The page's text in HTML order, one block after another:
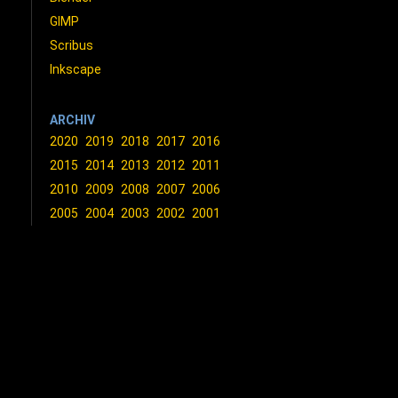
GIMP
Scribus
Inkscape
ARCHIV
2020
2019 2018 2017 2016
2015
2014 2013 2012
2011
2010
2009 2008 2007 2006
2005
2004 2003 2002 2001